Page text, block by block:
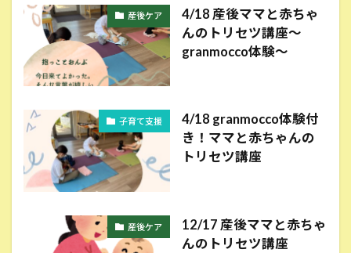
産後ケア
4/18 産後ママと赤ちゃ
んのトリセツ講座〜
granmocco体験〜
子育て支援
4/18 granmocco体験付
き！ママと赤ちゃんの
トリセツ講座
産後ケア
12/17 産後ママと赤ちゃ
んのトリセツ講座